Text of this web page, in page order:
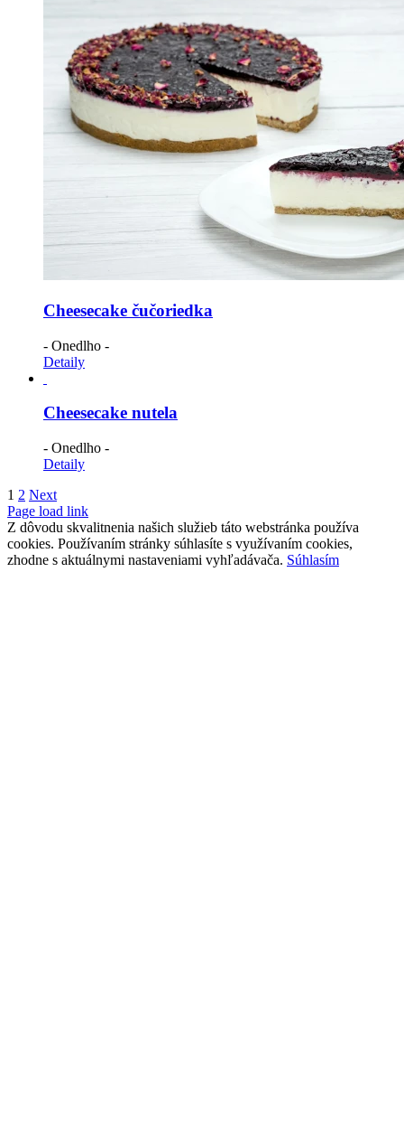
Cheesecake čučoriedka
- Onedlho -
Detaily
Cheesecake nutela
- Onedlho -
Detaily
1 2 Next
Page load link
Z dôvodu skvalitnenia našich služieb táto webstránka používa
cookies. Používaním stránky súhlasíte s využívaním cookies,
zhodne s aktuálnymi nastaveniami vyhľadávača. Súhlasím